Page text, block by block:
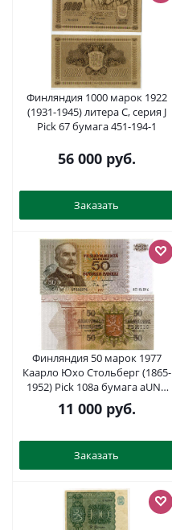
Финляндия 1000 марок 1922
(1931-1945) литера С, серия J
Pick 67 бумага 451-194-1
56 000руб.
Заказать
Финляндия 50 марок 1977
Каарло Юхо Стольберг (1865-
1952) Pick 108а бумага aUNC
451-86-1
11 000руб.
Заказать